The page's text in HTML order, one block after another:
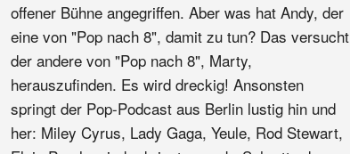
offener Bühne angegriffen. Aber was hat Andy, der
eine von "Pop nach 8", damit zu tun? Das versucht
der andere von "Pop nach 8", Marty,
herauszufinden. Es wird dreckig! Ansonsten
springt der Pop-Podcast aus Berlin lustig hin und
her: Miley Cyrus, Lady Gaga, Yeule, Rod Stewart,